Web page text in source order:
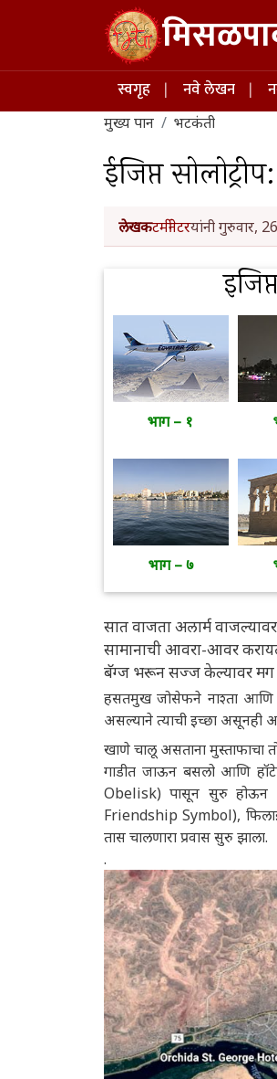
Skip to main content
Main navigation
स्वगृह नवे लेखन
मुख्य पान भटकंती
ईजिप्त
लेखकटर्मीनेटरयांनी गुरुवार,
भाग – १
भाग – ७
सात वाजता अलार्म
सामानाची आवरा-आवर
बॅग्ज भरून सज्ज केल्यावर मग
हसतमुख जोसेफने नाश्ता आणि
असल्याने त्याची इच्छा असूनही
खाणे चालू असताना मुस्ताफाचा
गाडीत जाऊन बसलो आणि
Obelisk) पासून सुरु होऊन
Friendship Symbol),
तास चालणारा प्रवास सुरु झाला.
.